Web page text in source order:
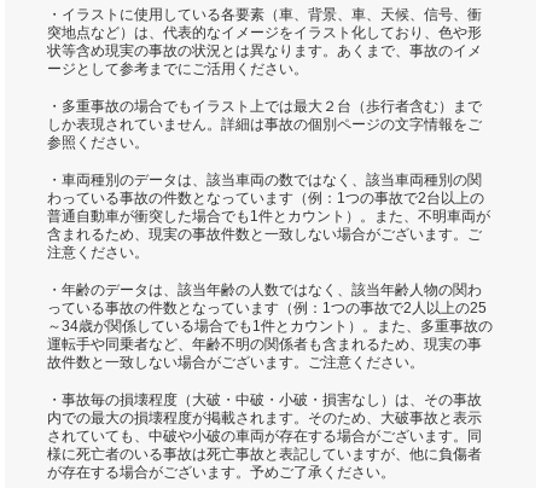
・イラストに使用している各要素（車、背景、車、天候、信号、衝
突地点など）は、代表的なイメージをイラスト化しており、色や形
状等含め現実の事故の状況とは異なります。あくまで、事故のイメ
ージとして参考までにご活用ください。
・多重事故の場合でもイラスト上では最大２台（歩行者含む）まで
しか表現されていません。詳細は事故の個別ページの文字情報をご
参照ください。
・車両種別のデータは、該当車両の数ではなく、該当車両種別の関
わっている事故の件数となっています（例：1つの事故で2台以上の
普通自動車が衝突した場合でも1件とカウント）。また、不明車両が
含まれるため、現実の事故件数と一致しない場合がございます。ご
注意ください。
・年齢のデータは、該当年齢の人数ではなく、該当年齢人物の関わ
っている事故の件数となっています（例：1つの事故で2人以上の25
～34歳が関係している場合でも1件とカウント）。また、多重事故の
運転手や同乗者など、年齢不明の関係者も含まれるため、現実の事
故件数と一致しない場合がございます。ご注意ください。
・事故毎の損壊程度（大破・中破・小破・損害なし）は、その事故
内での最大の損壊程度が掲載されます。そのため、大破事故と表示
されていても、中破や小破の車両が存在する場合がございます。同
様に死亡者のいる事故は死亡事故と表記していますが、他に負傷者
が存在する場合がございます。予めご了承ください。